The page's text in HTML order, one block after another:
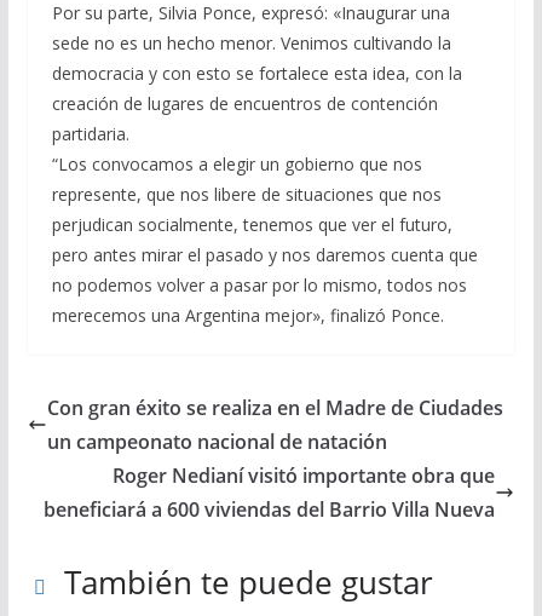
Por su parte, Silvia Ponce, expresó: «Inaugurar una
sede no es un hecho menor. Venimos cultivando la
democracia y con esto se fortalece esta idea, con la
creación de lugares de encuentros de contención
partidaria.
“Los convocamos a elegir un gobierno que nos
represente, que nos libere de situaciones que nos
perjudican socialmente, tenemos que ver el futuro,
pero antes mirar el pasado y nos daremos cuenta que
no podemos volver a pasar por lo mismo, todos nos
merecemos una Argentina mejor», finalizó Ponce.
Con gran éxito se realiza en el Madre de Ciudades
un campeonato nacional de natación
Roger Nedianí visitó importante obra que
beneficiará a 600 viviendas del Barrio Villa Nueva
También te puede gustar